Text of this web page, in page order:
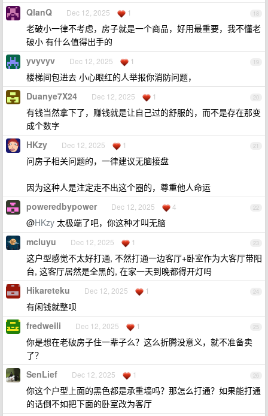
18
QlanQ Dec 12, 2025 1
老破小一律不考虑，房子就是一个商品，好用最重要，我不懂老
破小 有什么值得出手的
19
yvyvyv Dec 12, 2025 1
楼梯间包进去 小心眼红的人举报你消防问题，
20
Duanye7X24 Dec 12, 2025 1
有钱当然拿下了，赚钱就是让自己过的舒服的，而不是存在那变
成个数字
21
HKzy Dec 12, 2025 1
问房子相关问题的，一律建议无脑接盘
因为这种人是注定走不出这个圈的，尊重他人命运
22
poweredbypower Dec 12, 2025 4
@HKzy 太极端了吧，你这种才叫无脑
23
mcluyu Dec 12, 2025 1
这户型感觉不太好打通, 不然打通一边客厅+卧室作为大客厅带阳
台, 这客厅居然是全黑的, 在家一天到晚都得开灯吗
24
Hikareteku Dec 12, 2025 1
有闲钱就整呗
25
fredweili Dec 12, 2025 1
你是想在老破房子住一辈子么？这么折腾没意义，就不准备卖
了？
26
SenLief Dec 12, 2025 1
你这个户型上面的黑色都是承重墙吗？那怎么打通？如果能打通
的话倒不如把下面的卧室改为客厅